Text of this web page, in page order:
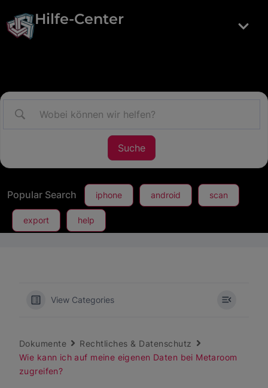
Hilfe-Center
Popular Search iphone android scan
export help
View Categories
Dokumente
Rechtliches & Datenschutz
Wie kann ich auf meine eigenen Daten bei Metaroom
zugreifen?